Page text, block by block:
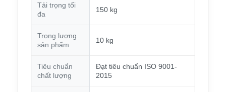
Tải trọng tối
đa
150 kg
Trọng lượng
sản phẩm
10 kg
Tiêu chuẩn
chất lượng
Đạt tiêu chuẩn ISO 9001-
2015